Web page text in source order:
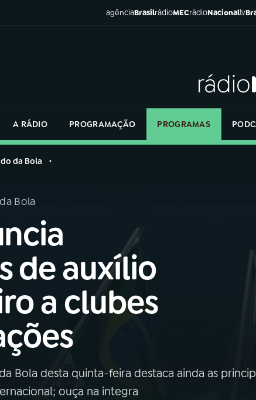
agênciaBrasilrádioMECrádioNacionaltv
A RÁDIO PROGRAMAÇÃO PROGRAMAS
da Bola
Bola
de auxílio
a clubes
Bola desta quinta-feira destaca ainda as
ouça na íntegra